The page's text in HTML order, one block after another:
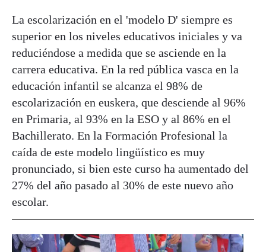
La escolarización en el 'modelo D' siempre es
superior en los niveles educativos iniciales y va
reduciéndose a medida que se asciende en la
carrera educativa. En la red pública vasca en la
educación infantil se alcanza el 98% de
escolarización en euskera, que desciende al 96%
en Primaria, al 93% en la ESO y al 86% en el
Bachillerato. En la Formación Profesional la
caída de este modelo lingüístico es muy
pronunciado, si bien este curso ha aumentado del
27% del año pasado al 30% de este nuevo año
escolar.